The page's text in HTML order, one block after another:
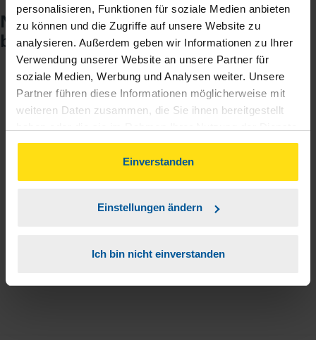
personalisieren, Funktionen für soziale Medien anbieten
zu können und die Zugriffe auf unsere Website zu
analysieren. Außerdem geben wir Informationen zu Ihrer
Verwendung unserer Website an unsere Partner für
soziale Medien, Werbung und Analysen weiter. Unsere
Partner führen diese Informationen möglicherweise mit
weiteren Daten zusammen, die Sie ihnen bereitgestellt
gesammelt haben. Indem Sie auf Einverstanden klicken,
können Sie der Verwendung von Cookies, gemäß
unserer
Einverstanden
Einstellungen ändern
Ich bin nicht einverstanden
Noch keinen Zugang? So einfach
beantragen Sie ihn.
1
Sie teilen mir mit, dass Sie MeineVLH nutzen
wollen.
und einem Aktivierungslink.
Sie erhalten von mir Ihr Einmal-Passwort.
Aktivierungslink anklicken, Einmalpasswort